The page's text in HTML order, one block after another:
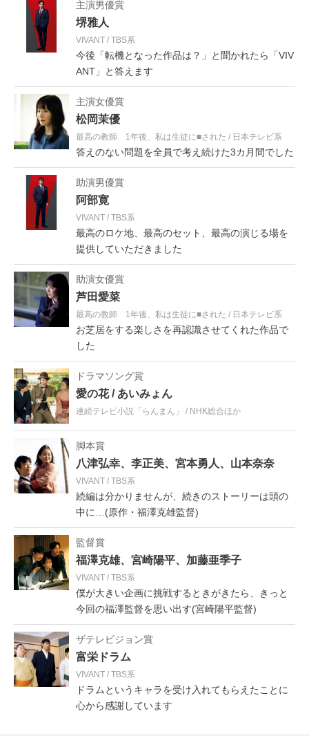
主演男優賞
堺雅人
VIVANT TBS系
今後「転機となった作品は？」と聞かれたら「VIV
ANT」と答えます
主演女優賞
松岡茉優
最高の教師 1年後、私は生徒に■された 日本テレビ系
答えのない問題を全員で考え続けた3カ月間でした
助演男優賞
阿部寛
VIVANT TBS系
最高のロケ地、最高のセット、最高の演じる場を
提供していただきました
助演女優賞
芦田愛菜
最高の教師 1年後、私は生徒に■された 日本テレビ系
お芝居をする楽しさを再認識させてくれた作品で
した
ドラマソング賞
愛の花 あいみょん
連続テレビ小説「らんまん」 NHK総合ほか
脚本賞
八津弘幸、李正美、宮本勇人、山本奈奈
VIVANT TBS系
続編は分かりませんが、続きのストーリーは頭の
中に…(原作・福澤克雄監督)
監督賞
福澤克雄、宮崎陽平、加藤亜季子
VIVANT TBS系
僕が大きい企画に挑戦するときがきたら、きっと
今回の福澤監督を思い出す(宮崎陽平監督)
ザテレビジョン賞
富栄ドラム
VIVANT TBS系
ドラムというキャラを受け入れてもらえたことに
心から感謝しています